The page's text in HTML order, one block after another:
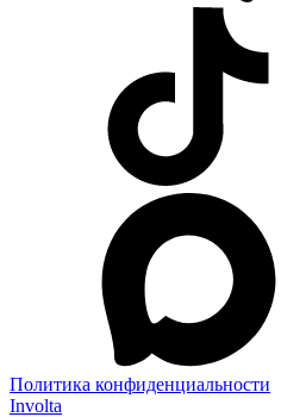
Политика конфиденциальности
Involta